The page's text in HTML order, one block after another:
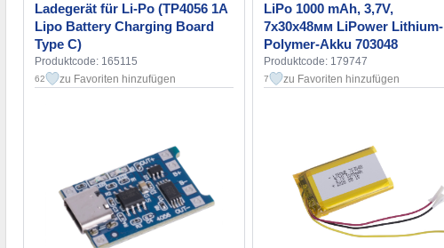
Ladegerät für Li-Po (TP4056 1A
Lipo Battery Charging Board
Type C)
Produktcode: 165115
62 zu Favoriten hinzufügen
LiPo 1000 mAh, 3,7V,
7x30x48мм LiPower Lithium-
Polymer-Akku 703048
Produktcode: 179747
7 zu Favoriten hinzufügen